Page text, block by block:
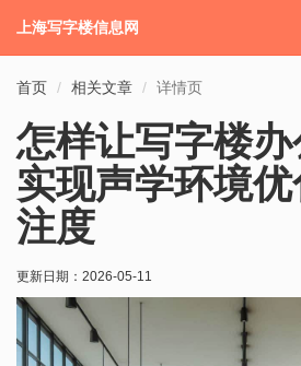
上海写字楼信息网
首页 相关文章 详情页
怎样让写字楼
实现声学环境
注度
更新日期： 2026-05-11